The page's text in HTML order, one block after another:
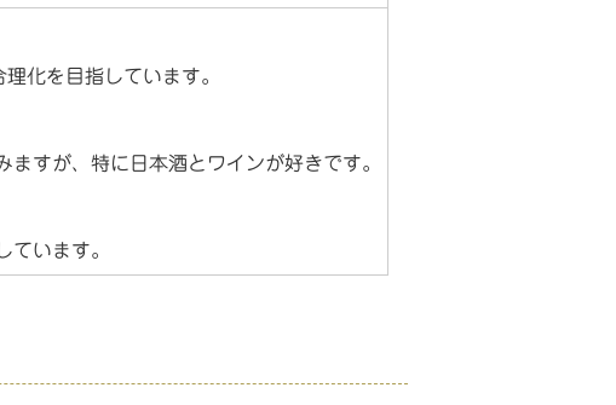
化を目指しています。
すが、特に日本酒とワインが好きです。
います。